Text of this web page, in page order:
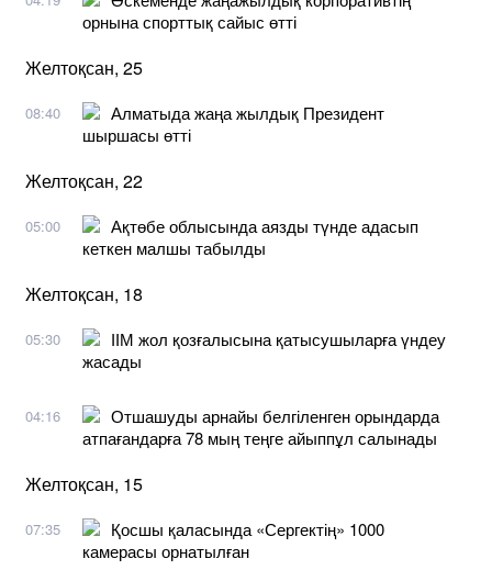
орнына спорттық сайыс өтті
Желтоқсан, 25
08:40
Алматыда жаңа жылдық Президент
шыршасы өтті
Желтоқсан, 22
05:00
Ақтөбе облысында аязды түнде адасып
кеткен малшы табылды
Желтоқсан, 18
05:30
ІІМ жол қозғалысына қатысушыларға үндеу
жасады
04:16
Отшашуды арнайы белгіленген орындарда
атпағандарға 78 мың теңге айыппұл салынады
Желтоқсан, 15
07:35
Қосшы қаласында «Сергектің» 1000
камерасы орнатылған